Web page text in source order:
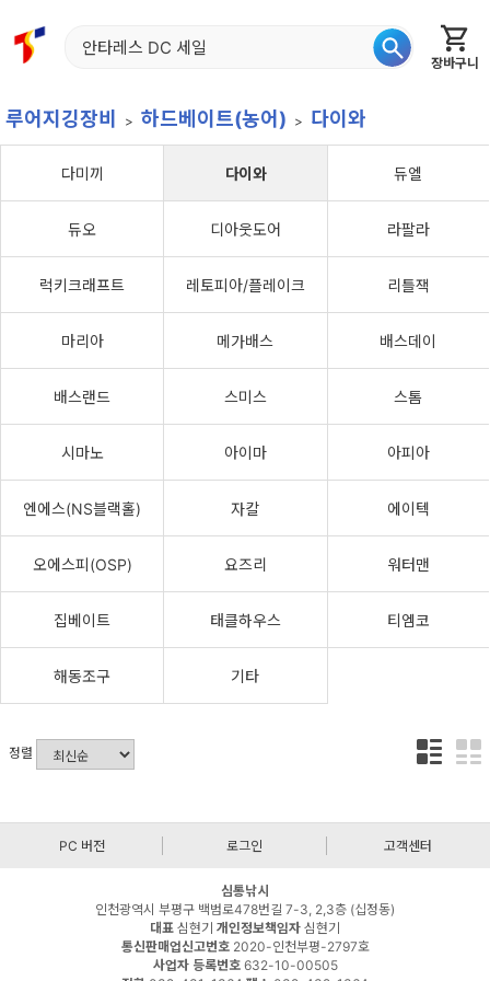
장바구니
홈 신상품 재입고 베스트 특가 이월
루어지깅장비 하드베이트(농어) 다이와
다미끼 다이와 듀엘
듀오 디아웃도어 라팔라
럭키크래프트 레토피아/플레이크 리틀잭
마리아 메가배스 배스데이
배스랜드 스미스 스톰
시마노 아이마 아피아
엔에스(NS블랙홀) 자칼 에이텍
오에스피(OSP) 요즈리 워터맨
집베이트 태클하우스 티엠코
해동조구 기타
정렬
PC 버전 로그인 고객센터
심통낚시
인천광역시 부평구 백범로478번길 7-3, 2,3층 (십정동)
대표 심현기 개인정보책임자 심현기
통신판매업신고번호2020-인천부평-2797호
사업자 등록번호632-10-00505